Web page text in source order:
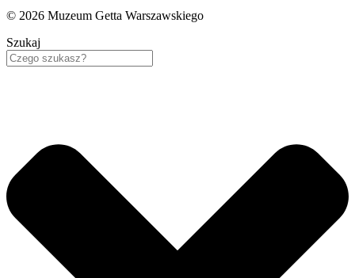
© 2026 Muzeum Getta Warszawskiego
Szukaj